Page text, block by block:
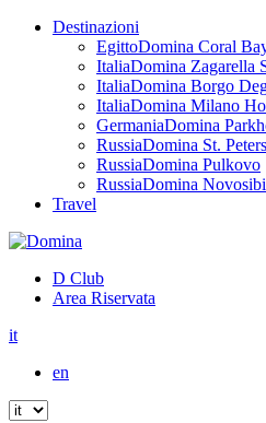
Destinazioni
EgittoDomina Coral
ItaliaDomina Zagarella
ItaliaDomina Borgo
ItaliaDomina Milano
GermaniaDomina
RussiaDomina St.
RussiaDomina Pulkovo
RussiaDomina
Travel
D Club
Area Riservata
it
en